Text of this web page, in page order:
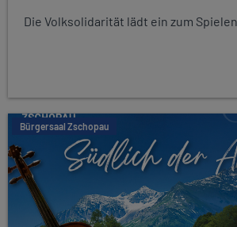
Die Volksolidarität lädt ein zum
Bürgersaal Zschopau